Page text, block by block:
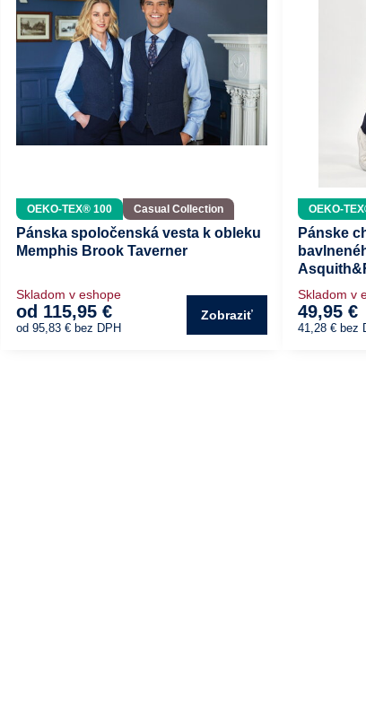
OEKO-TEX® 100 Casual Collection
Pánska spoločenská vesta k obleku
Memphis Brook Taverner
Skladom v eshope
od 115,95 €
od 95,83 €bez DPH
Zobraziť
OEKO-
Pánske
Skladom v
49,95 €
41,28 €bez